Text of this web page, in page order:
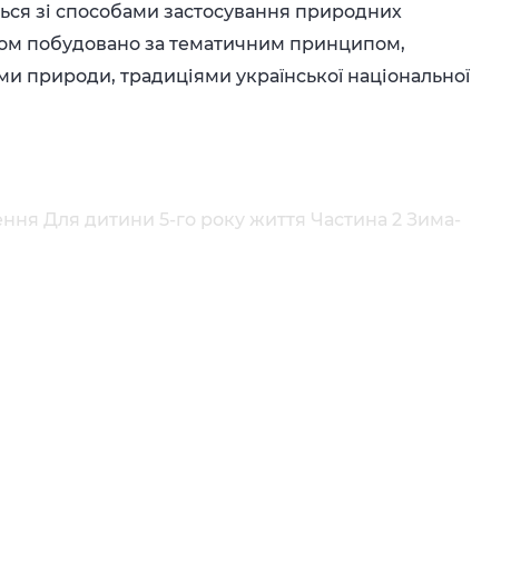
зі способами застосування природних
побудовано за тематичним принципом,
природи, традиціями української національної
Для дитини 5-го року життя Частина 2 Зима-